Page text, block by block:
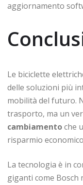
aggiornamento
Le biciclette
delle soluzioni più
mobilità del futuro.
trasporto, ma un
cambiamentoche
risparmio
La tecnologia è in
giganti come Bosch